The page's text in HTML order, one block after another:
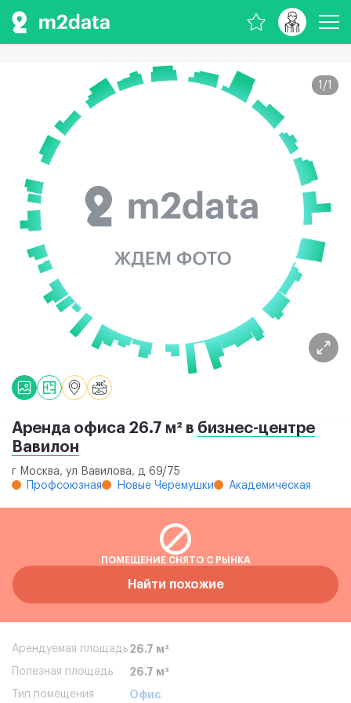
1 /1
Аренда офиса 26.7 м² в бизнес-центре
Вавилон
г Москва, ул Вавилова, д 69/75
Профсоюзная
Новые Черемушки Академическая
ПОМЕЩЕНИЕ СНЯТО С РЫНКА
Найти похожие
Арендуемая площадь 26.7 м²
Полезная площадь 26.7 м²
Тип помещения Офис